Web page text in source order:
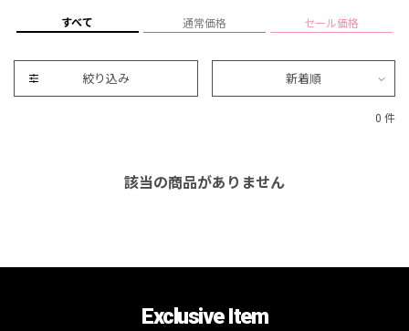
すべて 通常価格 セール価格
絞り込み 新着順
0 件
該当の商品がありません
Exclusive Item